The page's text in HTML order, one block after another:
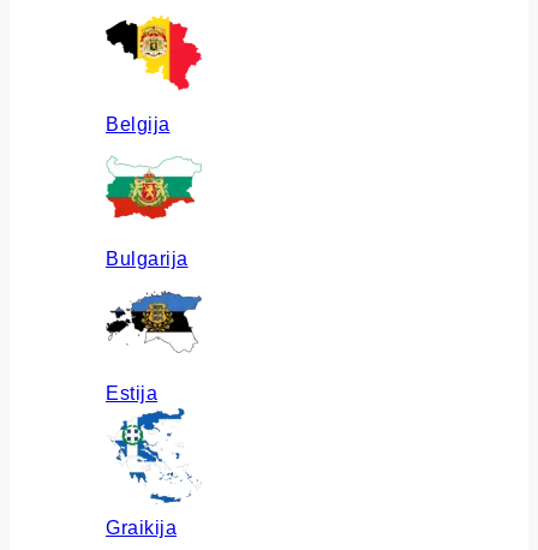
Belgija
Bulgarija
Estija
Graikija